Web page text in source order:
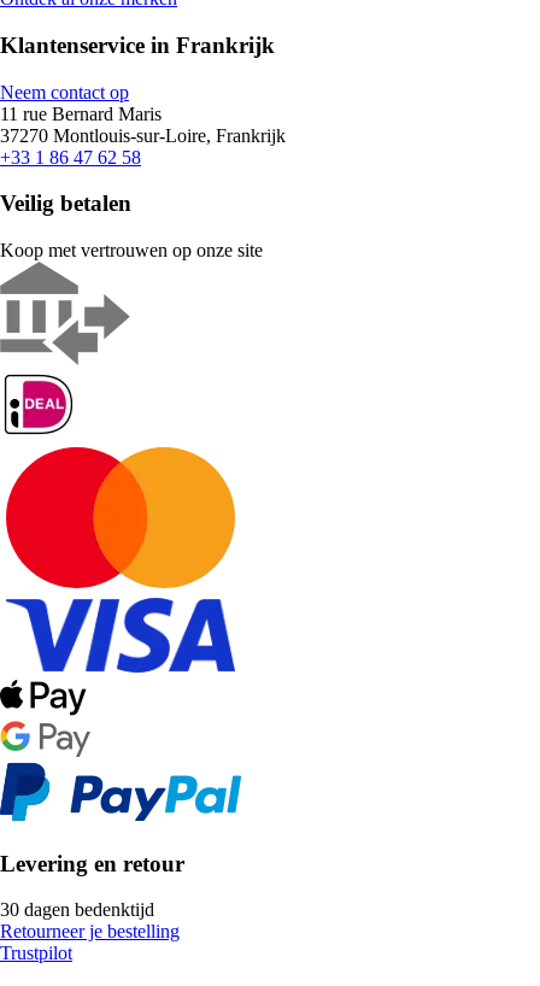
Klantenservice in Frankrijk
Neem contact op
11 rue Bernard Maris
37270 Montlouis-sur-Loire, Frankrijk
+33 1 86 47 62 58
Veilig betalen
Koop met vertrouwen op onze site
Levering en retour
30 dagen bedenktijd
Retourneer je bestelling
Trustpilot